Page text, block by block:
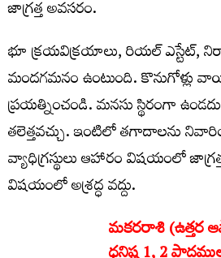
జాగ్రత్త అవసరం.
భూ క్రయవిక్రయాలు, రియల్‌ ఎస్టేట్‌,
మందగమనం ఉంటుంది. కొనుగోళ్లు
ప్రయత్నించండి. మనసు స్థిరంగా
తలెత్తవచ్చు. ఇంటిలో తగాదాలను
వ్యాధిగ్రస్థులు ఆహారం విషయంలో
విషయంలో అశ్రద్ధ వద్దు.
మకరరాశి (ఉత్తర